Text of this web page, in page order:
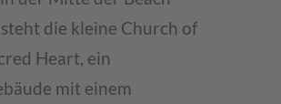
die kleine Church of
Heart, ein
mit einem